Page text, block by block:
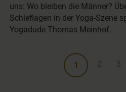
uns: Wo bleiben die Männer?
Schieflagen in der Yoga-Szene
Yogadude Thomas Meinhof.
1